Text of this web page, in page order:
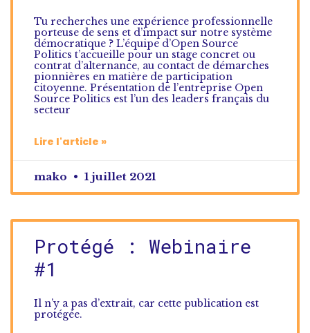
Tu recherches une expérience professionnelle
porteuse de sens et d’impact sur notre système
démocratique ? L’équipe d’Open Source
Politics t’accueille pour un stage concret ou
contrat d’alternance, au contact de démarches
pionnières en matière de participation
citoyenne. Présentation de l’entreprise Open
Source Politics est l’un des leaders français du
secteur
Lire l'article »
mako 1 juillet 2021
Protégé : Webinaire
#1
Il n’y a pas d’extrait, car cette publication est
protégée.